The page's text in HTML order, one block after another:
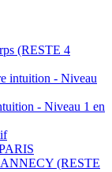
(RESTE 4
intuition - Niveau
- Niveau 1 en
ANNECY (RESTE